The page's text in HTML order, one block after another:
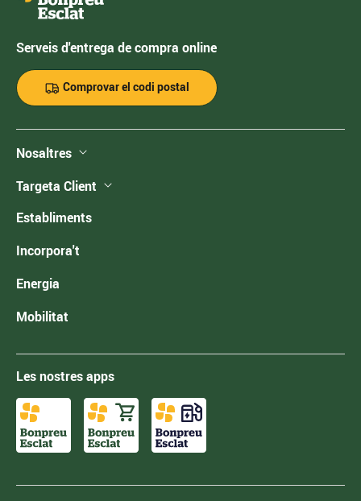
Serveis d'entrega de compra online
Comprovar el codi postal
Nosaltres
Targeta Client
Establiments
Incorpora't
Energia
Mobilitat
Les nostres apps